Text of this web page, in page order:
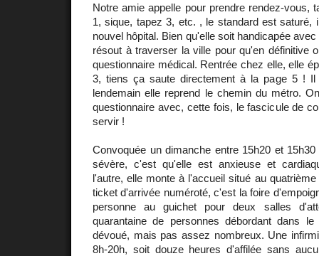
Notre amie appelle pour prendre rendez-vous,
1, sique, tapez 3, etc. , le standard est saturé,
nouvel hôpital. Bien qu'elle soit handicapée
résout à traverser la ville pour qu'en définitive
questionnaire médical. Rentrée chez elle, elle
3, tiens ça saute directement à la page 5 ! Il
lendemain elle reprend le chemin du métro.
questionnaire avec, cette fois, le fascicule de
servir !
Convoquée un dimanche entre 15h20 et
sévère, c'est qu'elle est anxieuse et
l'autre, elle monte à l'accueil situé au
ticket d'arrivée numéroté, c'est la foire
personne au guichet pour deux salles
quarantaine de personnes débordant dans
dévoué, mais pas assez nombreux. Une
8h-20h, soit douze heures d'affilée sans